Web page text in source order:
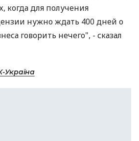
когда для получения
нужно ждать 400 дней о
говорить нечего", - сказал
Україна